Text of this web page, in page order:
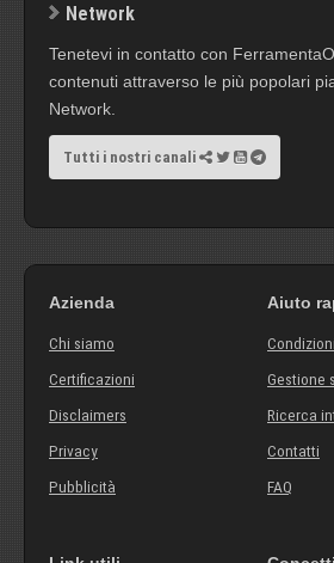
Network
Tenetevi in contatto con
contenuti attraverso le più popolari
Network.
Tutti i nostri canali
Azienda
Chi siamo
Certificazioni
Disclaimers
Privacy
Pubblicità
Aiuto
Gestione
Ricerca
Contatti
FAQ